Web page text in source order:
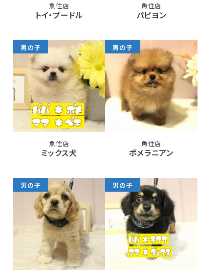
魚住店
トイ・プードル
魚住店
パピヨン
男の子
魚住店
ミックス犬
男の子
魚住店
ポメラニアン
男の子 男の子